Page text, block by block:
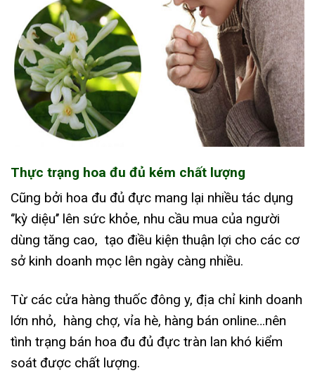
Thực trạng hoa đu đủ kém chất lượng
Cũng bởi hoa đu đủ đực mang lại nhiều tác dụng
‘’kỳ diệu’’ lên sức khỏe, nhu cầu mua của người
dùng tăng cao, tạo điều kiện thuận lợi cho các cơ
sở kinh doanh mọc lên ngày càng nhiều.
Từ các cửa hàng thuốc đông y, địa chỉ kinh doanh
lớn nhỏ, hàng chợ, vỉa hè, hàng bán online…nên
tình trạng bán hoa đu đủ đực tràn lan khó kiểm
soát được chất lượng.